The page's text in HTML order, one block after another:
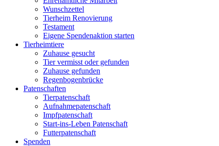
Wunschzettel
Tierheim Renovierung
Testament
Eigene Spendenaktion starten
Tierheimtiere
Zuhause gesucht
Tier vermisst oder gefunden
Zuhause gefunden
Regenbogenbrücke
Patenschaften
Tierpatenschaft
Aufnahmepatenschaft
Impfpatenschaft
Start-ins-Leben Patenschaft
Futterpatenschaft
Spenden